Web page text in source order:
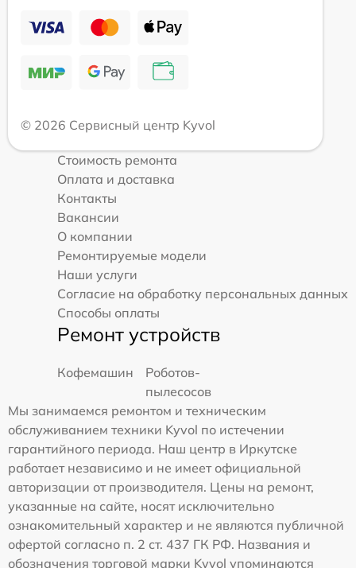
© 2026 Сервисный центр Kyvol
Стоимость ремонта
Оплата и доставка
Контакты
Вакансии
О компании
Ремонтируемые модели
Наши услуги
Согласие на обработку персональных данных
Способы оплаты
Ремонт устройств
Кофемашин
Роботов-
пылесосов
Мы занимаемся ремонтом и техническим
обслуживанием техники Kyvol по истечении
гарантийного периода. Наш центр в Иркутске
работает независимо и не имеет официальной
авторизации от производителя. Цены на ремонт,
указанные на сайте, носят исключительно
ознакомительный характер и не являются публичной
офертой согласно п. 2 ст. 437 ГК РФ. Названия и
обозначения торговой марки Kyvol упоминаются